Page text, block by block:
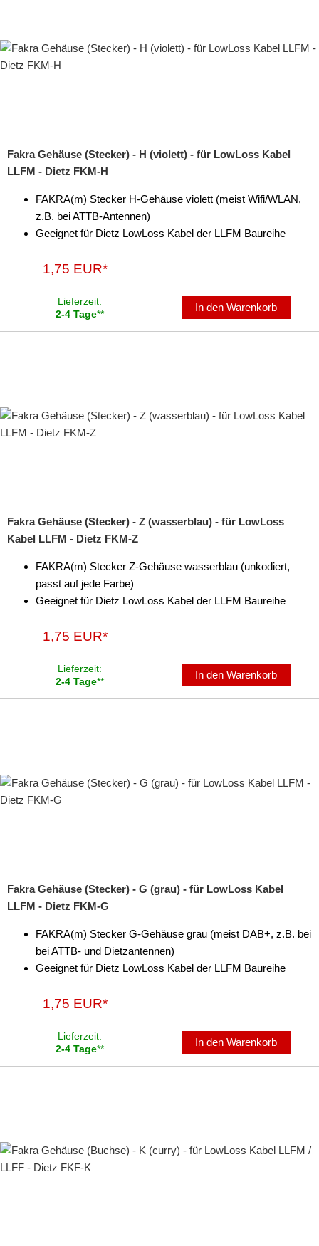
Fakra Gehäuse (Stecker) - H (violett) - für LowLoss Kabel
LLFM - Dietz FKM-H
FAKRA(m) Stecker H-Gehäuse violett (meist Wifi/WLAN,
z.B. bei ATTB-Antennen)
Geeignet für Dietz LowLoss Kabel der LLFM Baureihe
1,75 EUR*
Lieferzeit:
2-4 Tage**
In den Warenkorb
Fakra Gehäuse (Stecker) - Z (wasserblau) - für LowLoss
Kabel LLFM - Dietz FKM-Z
FAKRA(m) Stecker Z-Gehäuse wasserblau (unkodiert,
passt auf jede Farbe)
Geeignet für Dietz LowLoss Kabel der LLFM Baureihe
1,75 EUR*
Lieferzeit:
2-4 Tage**
In den Warenkorb
Fakra Gehäuse (Stecker) - G (grau) - für LowLoss Kabel
LLFM - Dietz FKM-G
FAKRA(m) Stecker G-Gehäuse grau (meist DAB+, z.B. bei
bei ATTB- und Dietzantennen)
Geeignet für Dietz LowLoss Kabel der LLFM Baureihe
1,75 EUR*
Lieferzeit:
2-4 Tage**
In den Warenkorb